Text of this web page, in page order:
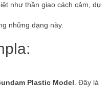
như thần giao cách cảm, dự
những dạng này.
Plastic Model. Đây là